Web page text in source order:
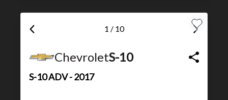
1 / 10
ChevroletS-10
S-10ADV - 2017